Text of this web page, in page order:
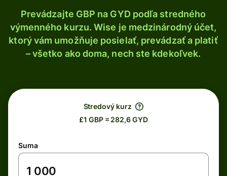
Prevádzajte GBP na GYD podľa stredného
výmenného kurzu. Wise je medzinárodný účet,
ktorý vám umožňuje posielať, prevádzať a platiť
– všetko ako doma, nech ste kdekoľvek.
Stredový kurz
£1 GBP = 282,6 GYD
Suma